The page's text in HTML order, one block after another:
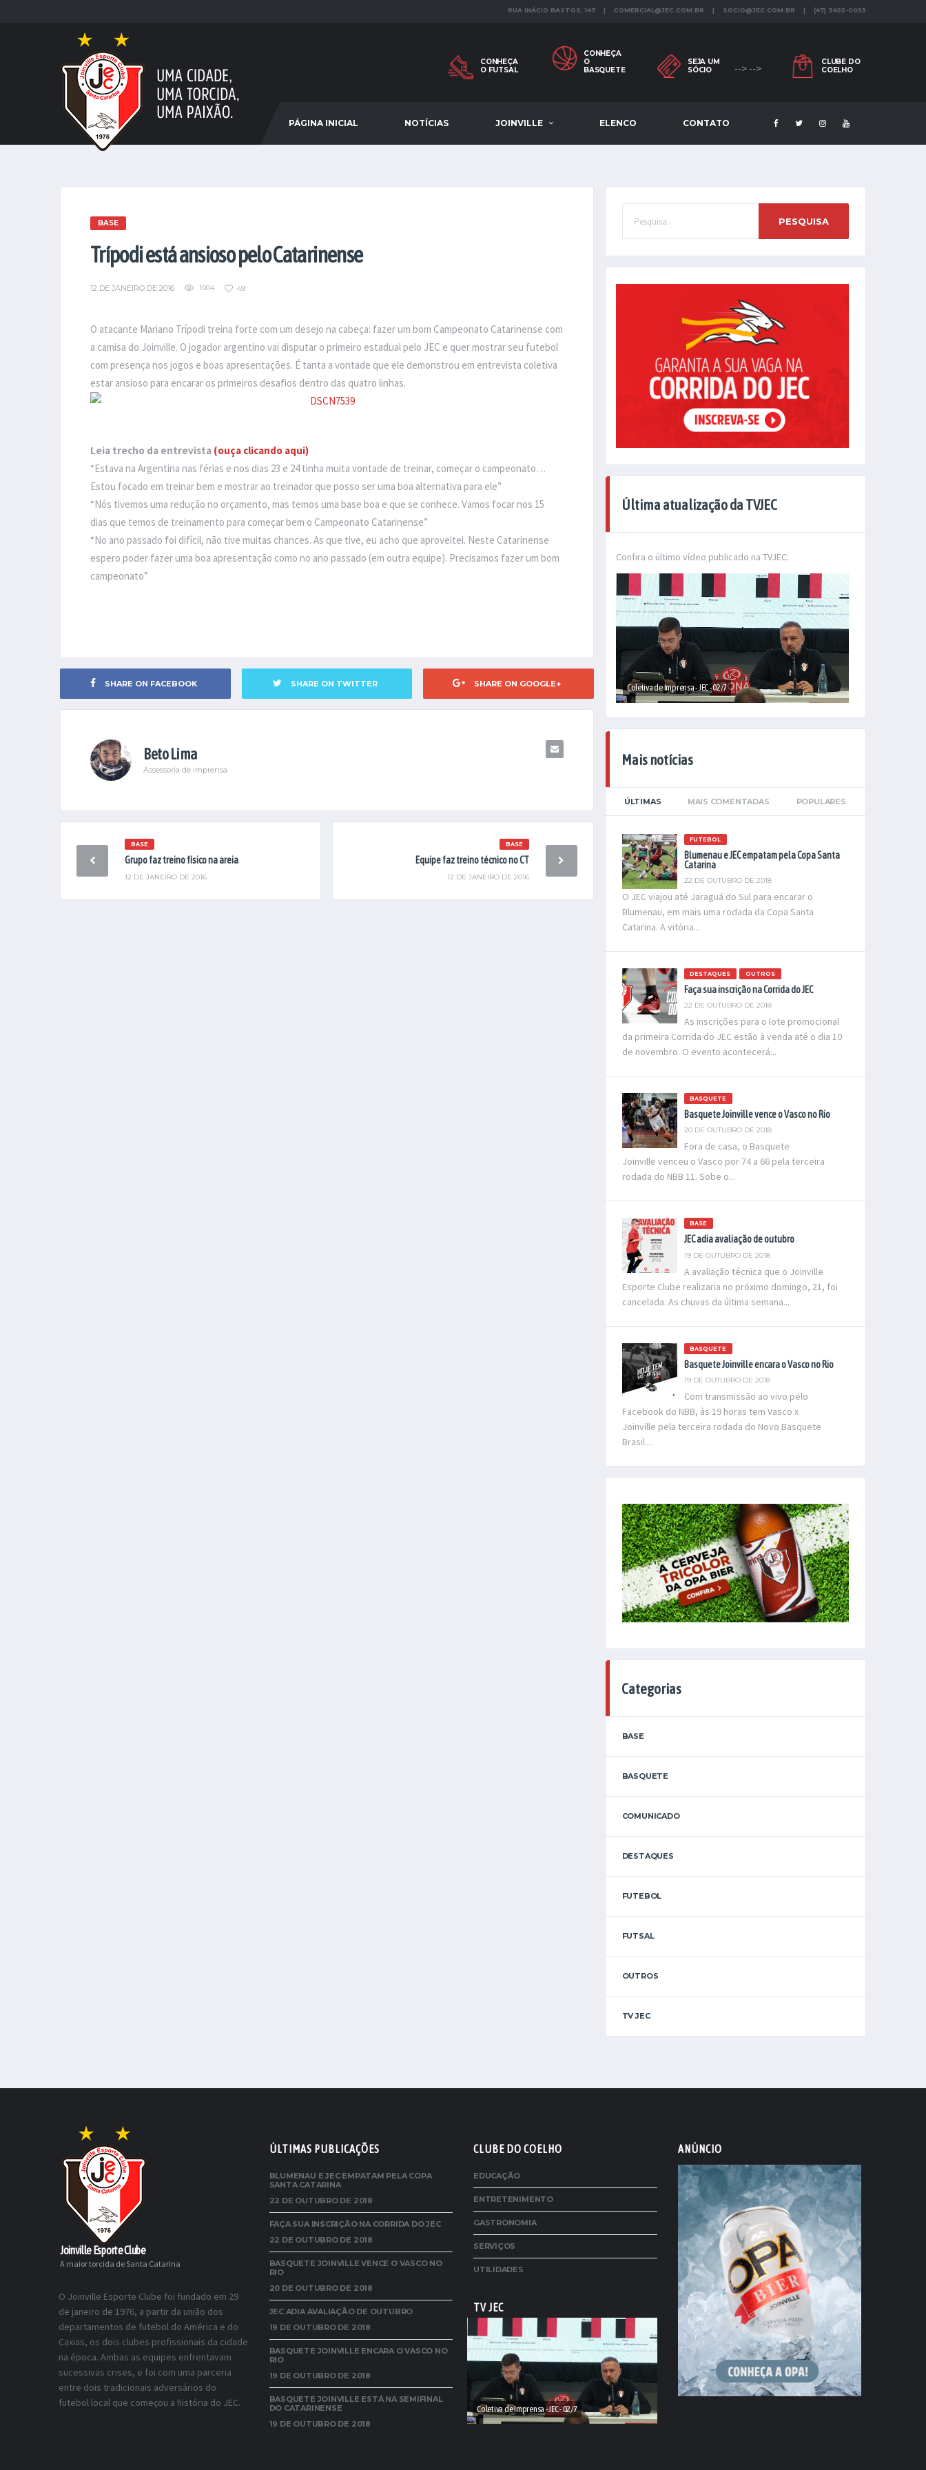
RUA INÁCIO BASTOS, 147 | COMERCIAL@JEC.COM.BR | SOCIO@JEC.COM.BR | (47) 3455-0055
CONHEÇA
O FUTSAL
CONHEÇA
O
BASQUETE
SEJA UM
SÓCIO
--> -->
CLUBE DO
COELHO
PÁGINA INICIAL NOTÍCIAS JOINVILLE ELENCO CONTATO
BASE
Trípodi está ansioso pelo Catarinense
12 DE JANEIRO DE 2016 1004 49
O atacante Mariano Trípodi treina forte com um desejo na cabeça: fazer um bom Campeonato Catarinense com
a camisa do Joinville. O jogador argentino vai disputar o primeiro estadual pelo JEC e quer mostrar seu futebol
com presença nos jogos e boas apresentações. É tanta a vontade que ele demonstrou em entrevista coletiva
estar ansioso para encarar os primeiros desafios dentro das quatro linhas.
Leia trecho da entrevista (ouça clicando aqui)
“Estava na Argentina nas férias e nos dias 23 e 24 tinha muita vontade de treinar, começar o campeonato…
Estou focado em treinar bem e mostrar ao treinador que posso ser uma boa alternativa para ele”
“Nós tivemos uma redução no orçamento, mas temos uma base boa e que se conhece. Vamos focar nos 15
dias que temos de treinamento para começar bem o Campeonato Catarinense”
“No ano passado foi difícil, não tive muitas chances. As que tive, eu acho que aproveitei. Neste Catarinense
espero poder fazer uma boa apresentação como no ano passado (em outra equipe). Precisamos fazer um bom
campeonato”
SHARE ON FACEBOOK SHARE ON TWITTER SHARE ON GOOGLE+
Beto Lima
Assessoria de imprensa
BASE
Grupo faz treino físico na areia
12 DE JANEIRO DE 2016
BASE
Equipe faz treino técnico no CT
12 DE JANEIRO DE 2016
PESQUISA
Última atualização da TVJEC
Confira o último vídeo publicado na TVJEC:
Coletiva de Imprensa - JEC - 02/7
Mais notícias
ÚLTIMAS MAIS COMENTADAS POPULARES
FUTEBOL
Blumenau e JEC empatam pela Copa Santa
Catarina
22 DE OUTUBRO DE 2018
O JEC viajou até Jaraguá do Sul para encarar o
Blumenau, em mais uma rodada da Copa Santa
Catarina. A vitória...
DESTAQUES OUTROS
Faça sua inscrição na Corrida do JEC
22 DE OUTUBRO DE 2018
As inscrições para o lote promocional
da primeira Corrida do JEC estão à venda até o dia 10
de novembro. O evento acontecerá...
BASQUETE
Basquete Joinville vence o Vasco no Rio
20 DE OUTUBRO DE 2018
Fora de casa, o Basquete
Joinville venceu o Vasco por 74 a 66 pela terceira
rodada do NBB 11. Sobe o...
BASE
JEC adia avaliação de outubro
19 DE OUTUBRO DE 2018
A avaliação técnica que o Joinville
Esporte Clube realizaria no próximo domingo, 21, foi
cancelada. As chuvas da última semana...
BASQUETE
Basquete Joinville encara o Vasco no Rio
19 DE OUTUBRO DE 2018
Com transmissão ao vivo pelo
Facebook do NBB, às 19 horas tem Vasco x
Joinville pela terceira rodada do Novo Basquete
Brasil....
Categorias
BASE
BASQUETE
COMUNICADO
DESTAQUES
FUTEBOL
FUTSAL
OUTROS
TV JEC
Joinville Esporte Clube
A maior torcida de Santa Catarina
O Joinville Esporte Clube foi fundado em 29
de janeiro de 1976, a partir da união dos
departamentos de futebol do América e do
Caxias, os dois clubes profissionais da cidade
na época. Ambas as equipes enfrentavam
sucessivas crises, e foi com uma parceria
entre dois tradicionais adversários do
futebol local que começou a história do JEC.
ÚLTIMAS PUBLICAÇÕES
BLUMENAU E JEC EMPATAM PELA COPA
SANTA CATARINA
22 DE OUTUBRO DE 2018
FAÇA SUA INSCRIÇÃO NA CORRIDA DO JEC
22 DE OUTUBRO DE 2018
BASQUETE JOINVILLE VENCE O VASCO NO
RIO
20 DE OUTUBRO DE 2018
JEC ADIA AVALIAÇÃO DE OUTUBRO
19 DE OUTUBRO DE 2018
BASQUETE JOINVILLE ENCARA O VASCO NO
RIO
19 DE OUTUBRO DE 2018
BASQUETE JOINVILLE ESTÁ NA SEMIFINAL
DO CATARINENSE
19 DE OUTUBRO DE 2018
CLUBE DO COELHO
EDUCAÇÃO
ENTRETENIMENTO
GASTRONOMIA
SERVIÇOS
UTILIDADES
TV JEC
Coletiva de Imprensa - JEC - 02/7
ANÚNCIO